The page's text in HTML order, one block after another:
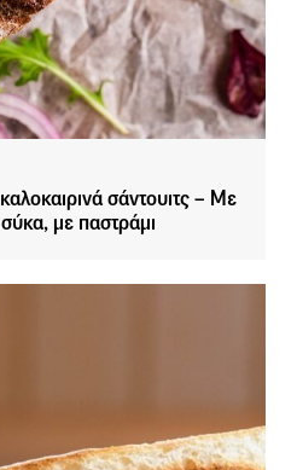
σάντουιτς – Με
με παστράμι